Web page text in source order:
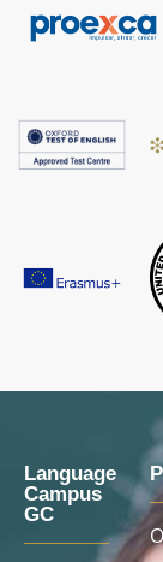
Language
Campus
GC